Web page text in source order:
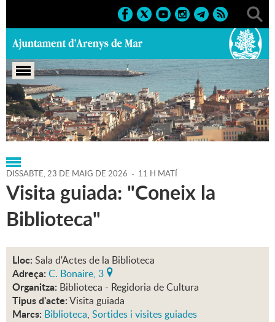
Portada > Agenda > 23-05-2026
DISSABTE,23 DE MAIG DE 2026 - 11 H MATÍ
Visita guiada: "Coneix la
Biblioteca"
Lloc: Sala d'Actes de la Biblioteca
Adreça: C. Bonaire, 3
Organitza: Biblioteca - Regidoria de Cultura
Tipus d'acte:Visita guiada
Marcs: Biblioteca, Sortides i visites guiades